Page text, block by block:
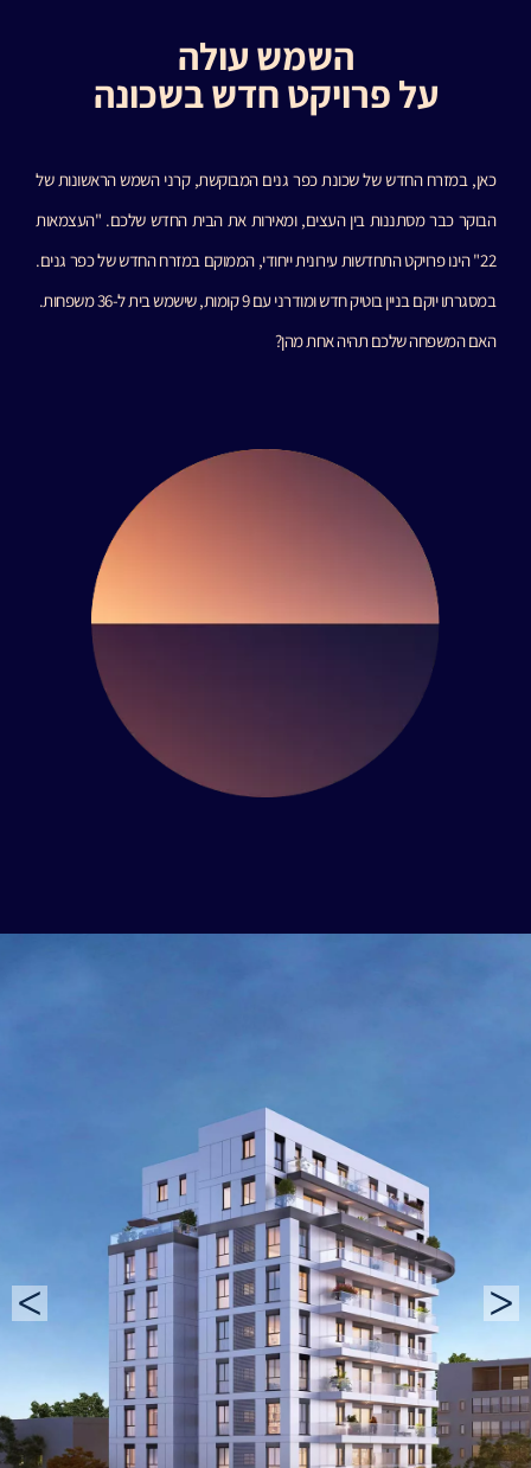
השמש עולה
על פרויקט חדש בשכונה
כאן, במזרח החדש של שכונת כפר גנים המבוקשת, קרני השמש הראשונות של
הבוקר כבר מסתננות בין העצים, ומאירות את הבית החדש שלכם. "העצמאות
22" הינו פרויקט התחדשות עירונית ייחודי, הממוקם במזרח החדש של כפר גנים.
במסגרתו יוקם בניין בוטיק חדש ומודרני עם 9 קומות, שישמש בית ל-36 משפחות.
האם המשפחה שלכם תהיה אחת מהן?